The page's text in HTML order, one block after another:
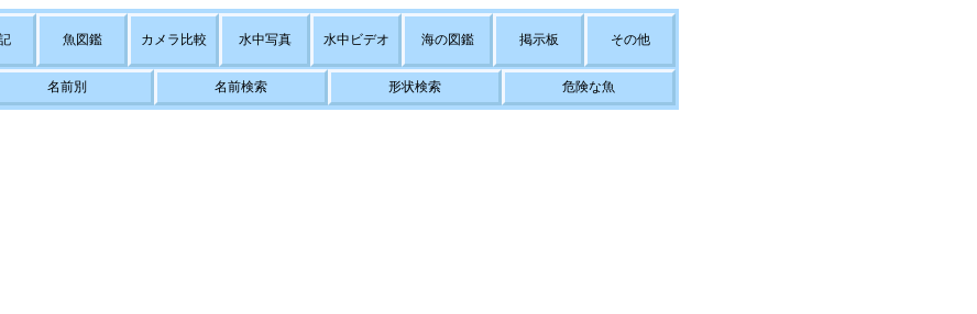
魚図鑑 カメラ比較 水中写真 水中ビデオ 海の図鑑 掲示板 その他
名前別 名前検索 形状検索 危険な魚